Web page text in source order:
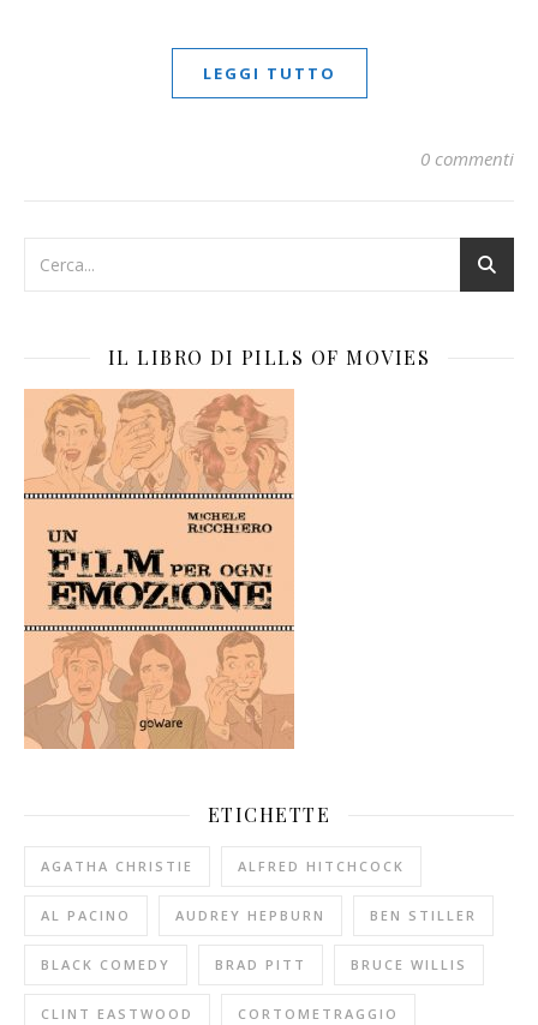
LEGGI TUTTO
0 commenti
IL LIBRO DI PILLS OF MOVIES
ETICHETTE
AGATHA CHRISTIE ALFRED HITCHCOCK
AL PACINO AUDREY HEPBURN BEN STILLER
BLACK COMEDY BRAD PITT BRUCE WILLIS
CLINT EASTWOOD CORTOMETRAGGIO